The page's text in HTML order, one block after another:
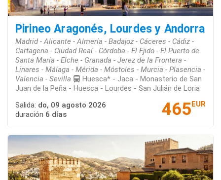
Pirineo Aragonés, Lourdes y Andorra
Madrid - Alicante - Almería - Badajoz - Cáceres - Cádiz -
Cartagena - Ciudad Real - Córdoba - El Ejido - El Puerto de
Santa María - Elche - Granada - Jerez de la Frontera -
Linares - Málaga - Mérida - Móstoles - Murcia - Plasencia -
Valencia - Sevilla
Huesca* - Jaca - Monasterio de San
Juan de la Peña - Huesca - Lourdes - San Julián de Loria
465EUR
Salida: do, 09 agosto 2026
duración 6 días